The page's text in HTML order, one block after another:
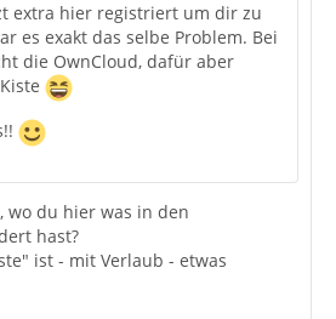
extra hier registriert um dir zu
es exakt das selbe Problem. Bei
die OwnCloud, dafür aber
wo du hier was in den
hast?
ist - mit Verlaub - etwas